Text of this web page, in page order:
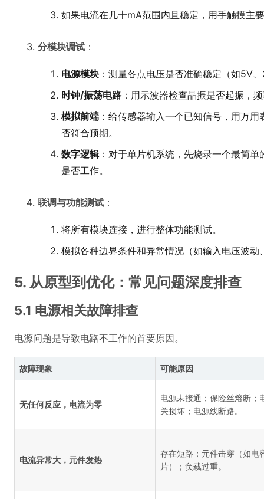
如果电流在几十mA范围内且稳定，用手触摸主
分模块调试 ：
电源模块 ：测量各点电压是否准确稳定（如5V
时钟/振荡电路 ：用示波器检查晶振是否起振，
模拟前端 ：给传感器输入一个已知信号，用万
否符合预期。
数字逻辑：对于单片机系统，先烧录一个最简
是否工作。
联调与功能测试 ：
将所有模块连接，进行整体功能测试。
模拟各种边界条件和异常情况（如输入电压波
5. 从原型到优化：常见问题深度排查
5.1 电源相关故障排查
电源问题是导致电路不工作的首要原因。
故障现象 可能原因
无任何反应，电流为零
电源未接通；保险丝熔断；
关损坏；电源线断路。
电流异常大，元件发热
存在短路；元件击穿（如电
片）；负载过重。